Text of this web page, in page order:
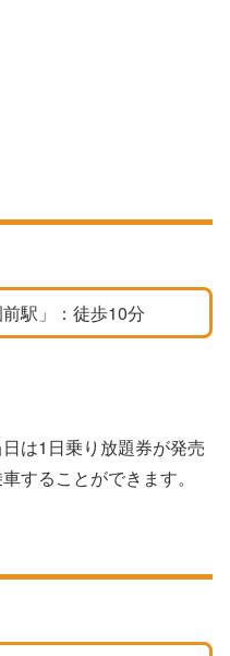
駅」：徒歩10分
は1日乗り放題券が発売
することができます。